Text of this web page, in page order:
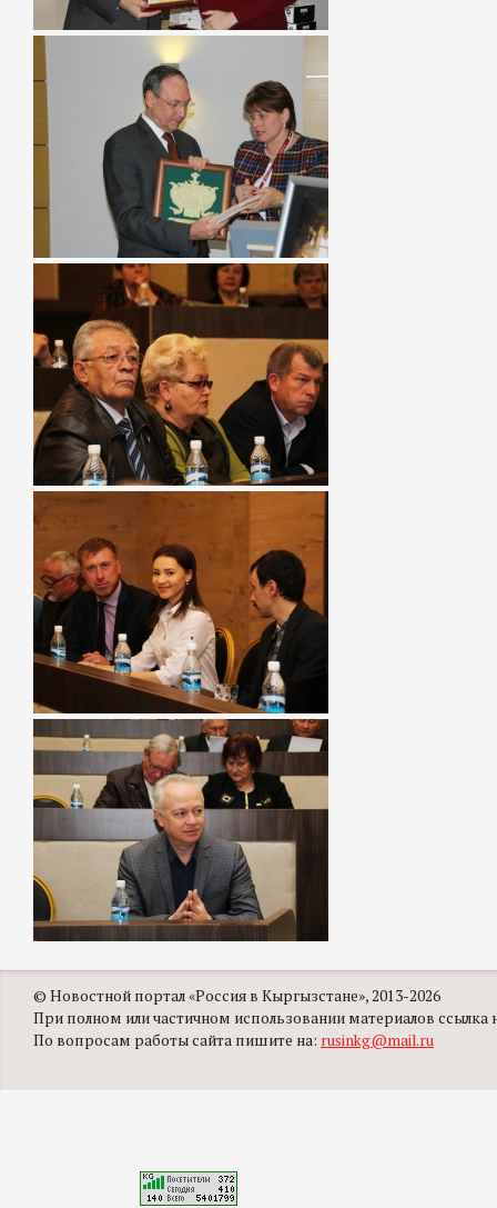
© Новостной портал «Россия в Кыргызстане», 2013-2026
При полном или частичном использовании материалов ссылка
По вопросам работы сайта пишите на: rusinkg@mail.ru